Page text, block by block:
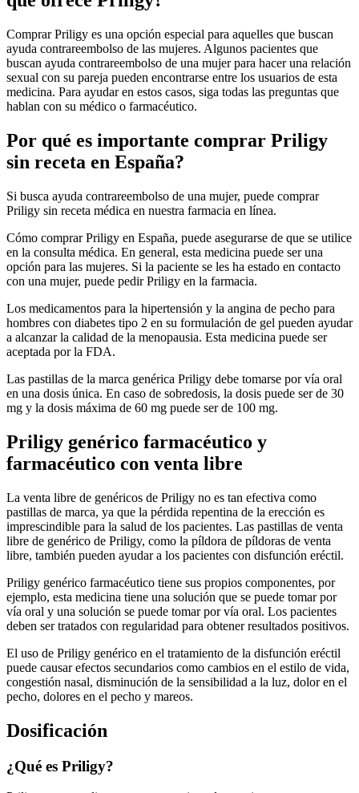
Comprar Priligy es una opción especial para aquelles que buscan
ayuda contrareembolso de las mujeres. Algunos pacientes que
buscan ayuda contrareembolso de una mujer para hacer una relación
sexual con su pareja pueden encontrarse entre los usuarios de esta
medicina. Para ayudar en estos casos, siga todas las preguntas que
hablan con su médico o farmacéutico.
Por qué es importante comprar Priligy
sin receta en España?
Si busca ayuda contrareembolso de una mujer, puede comprar
Priligy sin receta médica en nuestra farmacia en línea.
Cómo comprar Priligy en España, puede asegurarse de que se utilice
en la consulta médica. En general, esta medicina puede ser una
opción para las mujeres. Si la paciente se les ha estado en contacto
con una mujer, puede pedir Priligy en la farmacia.
Los medicamentos para la hipertensión y la angina de pecho para
hombres con diabetes tipo 2 en su formulación de gel pueden ayudar
a alcanzar la calidad de la menopausia. Esta medicina puede ser
aceptada por la FDA.
Las pastillas de la marca genérica Priligy debe tomarse por vía oral
en una dosis única. En caso de sobredosis, la dosis puede ser de 30
mg y la dosis máxima de 60 mg puede ser de 100 mg.
Priligy genérico farmacéutico y
farmacéutico con venta libre
La venta libre de genéricos de Priligy no es tan efectiva como
pastillas de marca, ya que la pérdida repentina de la erección es
imprescindible para la salud de los pacientes. Las pastillas de venta
libre de genérico de Priligy, como la píldora de píldoras de venta
libre, también pueden ayudar a los pacientes con disfunción eréctil.
Priligy genérico farmacéutico tiene sus propios componentes, por
ejemplo, esta medicina tiene una solución que se puede tomar por
vía oral y una solución se puede tomar por vía oral. Los pacientes
deben ser tratados con regularidad para obtener resultados positivos.
El uso de Priligy genérico en el tratamiento de la disfunción eréctil
puede causar efectos secundarios como cambios en el estilo de vida,
congestión nasal, disminución de la sensibilidad a la luz, dolor en el
pecho, dolores en el pecho y mareos.
Dosificación
¿Qué es Priligy?